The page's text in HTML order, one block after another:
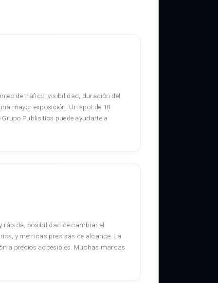
de tráfico, visibilidad, duración del
mayor exposición. Un spot de 10
Publisitios puede ayudarte a
rápida, posibilidad de cambiar el
y métricas precisas de alcance. La
a precios accesibles. Muchas marcas